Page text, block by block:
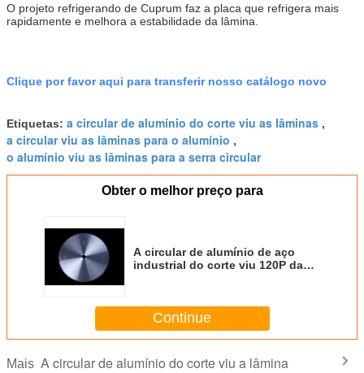
O projeto refrigerando de Cuprum faz a placa que refrigera mais
rapidamente e melhora a estabilidade da lâmina.
Clique por favor aqui para transferir nosso catálogo novo
Etiquetas: a circular de alumínio do corte viu as lâminas ,
a circular viu as lâminas para o alumínio ,
o alumínio viu as lâminas para a serra circular
Obter o melhor preço para
A circular de alumínio de aço
industrial do corte viu 120P da
Continue
Mais A circular de alumínio do corte viu a lâmina